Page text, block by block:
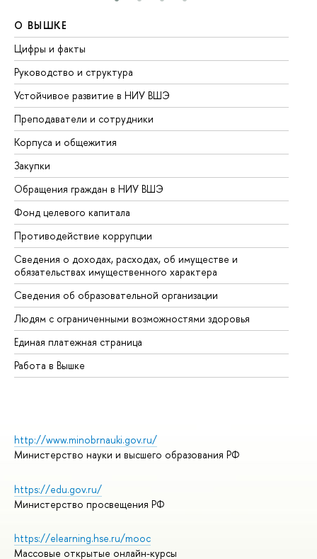
О ВЫШКЕ
Цифры и факты
Руководство и структура
Устойчивое развитие в НИУ ВШЭ
Преподаватели и сотрудники
Корпуса и общежития
Закупки
Обращения граждан в НИУ ВШЭ
Фонд целевого капитала
Противодействие коррупции
Сведения о доходах, расходах, об имуществе и
обязательствах имущественного характера
Сведения об образовательной организации
Людям с ограниченными возможностями здоровья
Единая платежная страница
Работа в Вышке
http://www.minobrnauki.gov.ru/
Министерство науки и высшего образования РФ
https://edu.gov.ru/
Министерство просвещения РФ
https://elearning.hse.ru/mooc
Массовые открытые онлайн-курсы